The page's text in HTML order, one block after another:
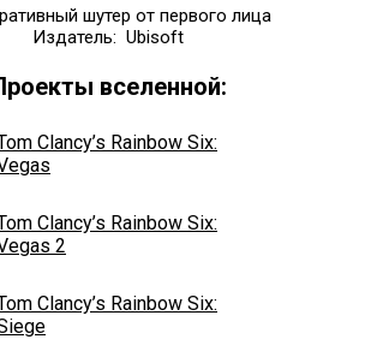
шутер от первого лица
Издатель: Ubisoft
вселенной:
Clancy’s Rainbow Six:
Clancy’s Rainbow Six:
2
Clancy’s Rainbow Six: